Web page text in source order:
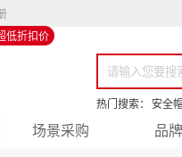
低折扣价
热门搜索： 安全
场景采购 品